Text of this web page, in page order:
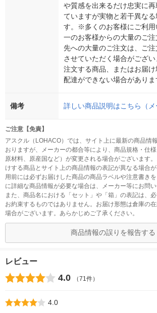
や質感を出来るだけ忠実に
ていますが実物と若干異な
す。※多くのお客様にご利用
一のお客様からの大量のご
先への大量のご注文は、ご
させていただく場合がござ
注文する商品、またはお届
配達ができない場合がありま
備考 詳しい商品説明はこちら（メ
ご注意【免責】
アスクル（LOHACO）では、サイト上に最新の商品情
おりますが、メーカーの都合等により、商品規格・仕様
原材料、原産国など）が変更される場合がございます
けする商品とサイト上の商品情報の表記が異なる場合
用前には必ずお届けした商品の商品ラベルや注意書き
に詳細な商品情報が必要な場合は、メーカー等にお問い
また、商品名における「セット」や「箱」の表記は、
お約束するものではありません。お届け形態は倉庫の
場合がございます。あらかじめご了承ください。
商品情報の誤りを報告する
レビュー
4.0 （71件）
4.0